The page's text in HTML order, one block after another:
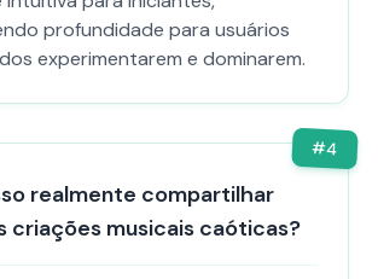
profundidade para usuários
experimentarem e dominarem.
#4
realmente compartilhar
criações musicais caóticas?